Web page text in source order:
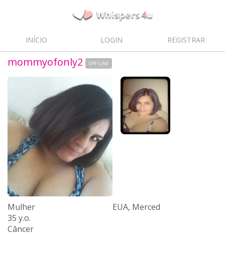
INÍCIO LOGIN REGISTRAR
mommyofonly2 OFF-LINE
Mulher
35 y.o.
Câncer
EUA, Merced